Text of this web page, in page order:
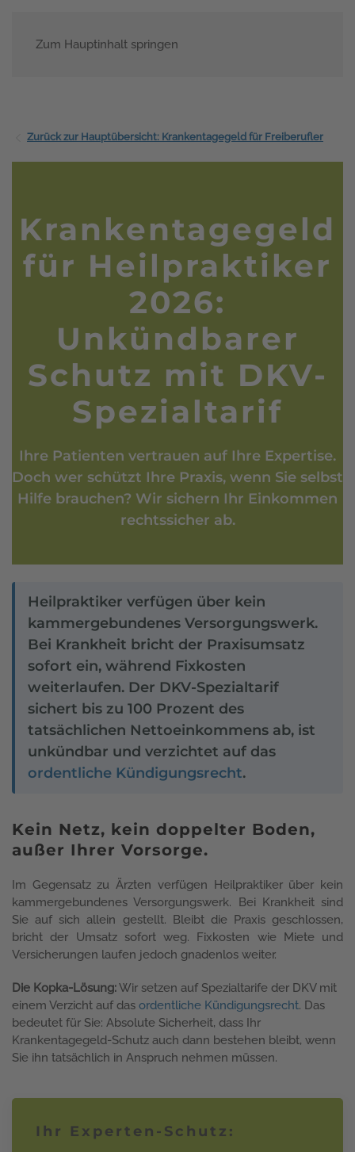
Zum Hauptinhalt springen
Zurück zur Hauptübersicht: Krankentagegeld für Freiberufler
Krankentagegeld
für Heilpraktiker
2026:
Unkündbarer
Schutz mit DKV-
Spezialtarif
Ihre Patienten vertrauen auf Ihre Expertise.
Doch wer schützt Ihre Praxis, wenn Sie selbst
Hilfe brauchen? Wir sichern Ihr Einkommen
rechtssicher ab.
Heilpraktiker verfügen über kein
kammergebundenes Versorgungswerk.
Bei Krankheit bricht der Praxisumsatz
sofort ein, während Fixkosten
weiterlaufen. Der DKV-Spezialtarif
sichert bis zu 100 Prozent des
tatsächlichen Nettoeinkommens ab, ist
unkündbar und verzichtet auf das
ordentliche Kündigungsrecht.
Kein Netz, kein doppelter Boden,
außer Ihrer Vorsorge.
Im Gegensatz zu Ärzten verfügen Heilpraktiker über kein
kammergebundenes Versorgungswerk. Bei Krankheit sind
Sie auf sich allein gestellt. Bleibt die Praxis geschlossen,
bricht der Umsatz sofort weg. Fixkosten wie Miete und
Versicherungen laufen jedoch gnadenlos weiter.
Die Kopka-Lösung:Wir setzen auf Spezialtarife der DKV mit
einem Verzicht auf das ordentliche Kündigungsrecht. Das
bedeutet für Sie: Absolute Sicherheit, dass Ihr
Krankentagegeld-Schutz auch dann bestehen bleibt, wenn
Sie ihn tatsächlich in Anspruch nehmen müssen.
Ihr Experten-Schutz: